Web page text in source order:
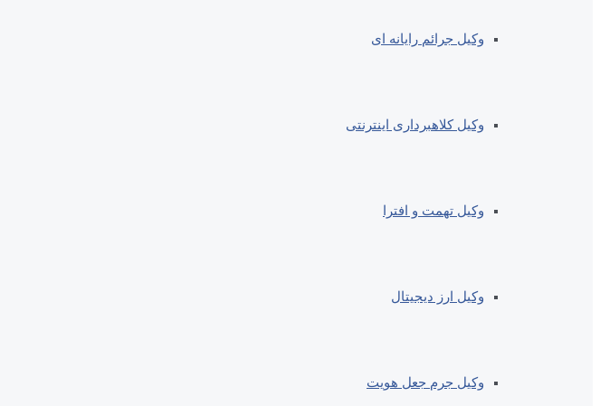
وکیل جرائم رایانه ای
وکیل کلاهبرداری اینترنتی
وکیل تهمت و افترا
وکیل ارز دیجیتال
وکیل جرم جعل هویت